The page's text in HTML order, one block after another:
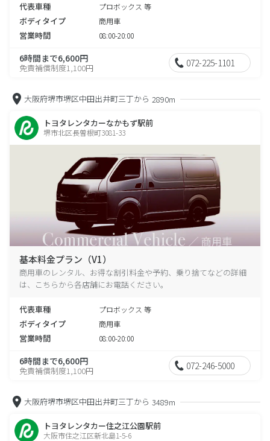
代表車種 プロボックス 等
ボディタイプ 商用車
営業時間 08:00-20:00
6時間まで6,600円
免責補償制度1,100円 072-225-1101
大阪府堺市堺区中田出井町三丁から 2890m
トヨタレンタカーなかもず駅前
堺市北区長曽根町3081-33
基本料金プラン（V1）
商用車のレンタル、お得な割引料金や予約、乗り捨てなどの詳細
は、こちらから各店舗にお電話ください。
代表車種 プロボックス 等
ボディタイプ 商用車
営業時間 08:00-20:00
6時間まで6,600円
免責補償制度1,100円 072-246-5000
大阪府堺市堺区中田出井町三丁から 3489m
トヨタレンタカー住之江公園駅前
大阪市住之江区新北島1-5-6